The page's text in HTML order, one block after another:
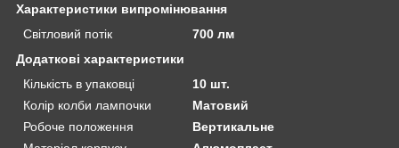
Характеристики випромінювання
Світловий потік
700 лм
Додаткові характеристики
Кількість в упаковці
10 шт.
Колір колби лампочки
Матовий
Робоче положення
Вертикальне